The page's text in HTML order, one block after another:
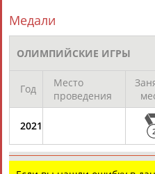
Каримжан
Аделя
АБДУЛАЕВ
АБДУЛАЕВ
Медали
ОЛИМПИЙСКИЕ ИГРЫ
Год
Место
проведения
2021